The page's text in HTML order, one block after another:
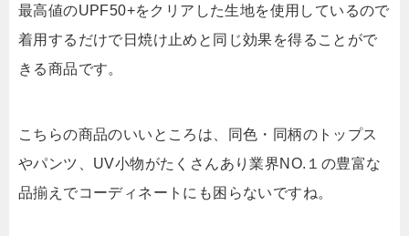
最高値のUPF50+をクリアした生地を使用しているので
着用するだけで日焼け止めと同じ効果を得ることがで
きる商品です。
こちらの商品のいいところは、同色・同柄のトップス
やパンツ、UV小物がたくさんあり業界NO.１の豊富な
品揃えでコーディネートにも困らないですね。